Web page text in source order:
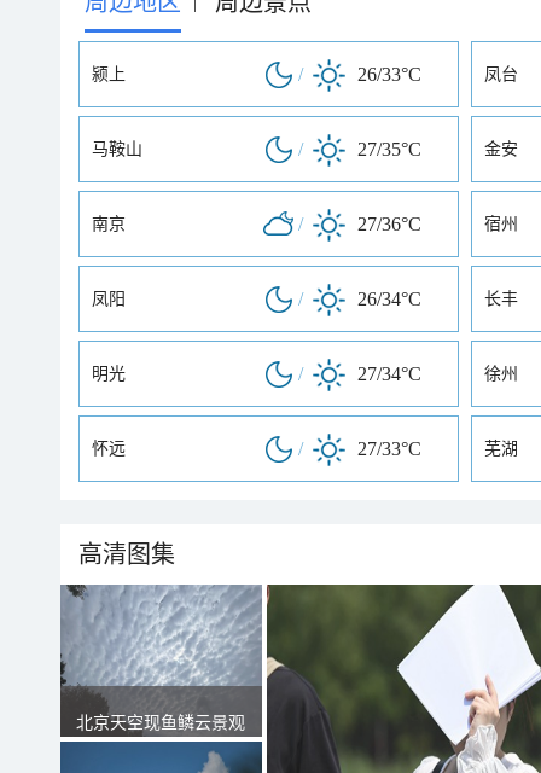
颍上 / 26/33°C 凤台
马鞍山 / 27/35°C 金安
南京 / 27/36°C 宿州
凤阳 / 26/34°C 长丰
明光 / 27/34°C 徐州
怀远 / 27/33°C 芜湖
高清图集
北京天空现鱼鳞云景观